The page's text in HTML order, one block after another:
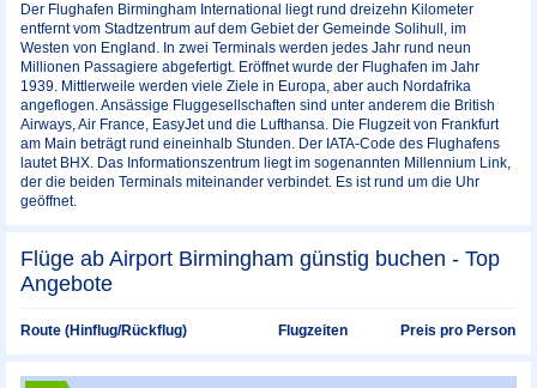
Der Flughafen Birmingham International liegt rund dreizehn Kilometer
entfernt vom Stadtzentrum auf dem Gebiet der Gemeinde Solihull, im
Westen von England. In zwei Terminals werden jedes Jahr rund neun
Millionen Passagiere abgefertigt. Eröffnet wurde der Flughafen im Jahr
1939. Mittlerweile werden viele Ziele in Europa, aber auch Nordafrika
angeflogen. Ansässige Fluggesellschaften sind unter anderem die British
Airways, Air France, EasyJet und die Lufthansa. Die Flugzeit von Frankfurt
am Main beträgt rund eineinhalb Stunden. Der IATA-Code des Flughafens
lautet BHX. Das Informationszentrum liegt im sogenannten Millennium Link,
der die beiden Terminals miteinander verbindet. Es ist rund um die Uhr
geöffnet.
Flüge ab Airport Birmingham günstig buchen - Top
Angebote
Route (Hinflug/Rückflug) Flugzeiten Preis pro Person